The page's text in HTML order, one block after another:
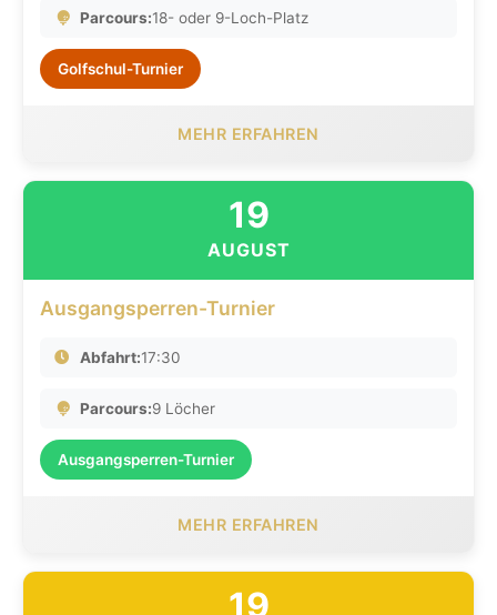
Parcours:18- oder 9-Loch-Platz
Golfschul-Turnier
MEHR ERFAHREN
19
AUGUST
Ausgangsperren-Turnier
Abfahrt:17:30
Parcours:9 Löcher
Ausgangsperren-Turnier
MEHR ERFAHREN
19